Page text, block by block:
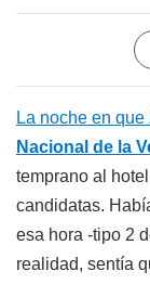
La noche en que
Nacional de la
temprano al
candidatas.
esa hora -tipo 2
realidad, sentía